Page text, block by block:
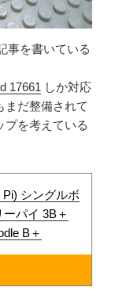
事を書いている
17661 しか対応
まだ整備されて
プを考えている
シングルボ
パイ 3B＋
B＋